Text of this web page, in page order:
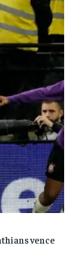
vence